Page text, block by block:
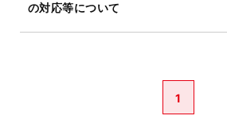
の対応等について
1